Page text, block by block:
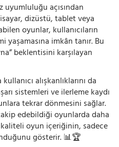
uyumluluğu açısından
dizüstü, tablet veya
oyunlar, kullanıcıların
yaşamasına imkân tanır. Bu
beklentisini karşılayan
alışkanlıklarını da
sistemleri ve ilerleme kaydı
tekrar dönmesini sağlar.
edebildiği oyunlarda daha
oyun içeriğinin, sadece
gösterir. 📊🏆